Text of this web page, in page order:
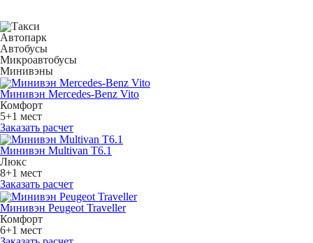
Автопарк
Автобусы
Микроавтобусы
Минивэны
Минивэн Mercedes-Benz Vito
Комфорт
5+1 мест
Заказать расчет
Минивэн Multivan Т6.1
Люкс
8+1 мест
Заказать расчет
Минивэн Peugeot Traveller
Комфорт
6+1 мест